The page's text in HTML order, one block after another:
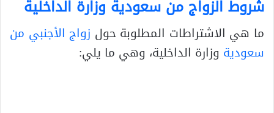
شروط الزواج من سعودية وزارة الداخلية
ما هي الاشتراطات المطلوبة حول زواج الأجنبي من
سعودية وزارة الداخلية، وهي ما يلي: